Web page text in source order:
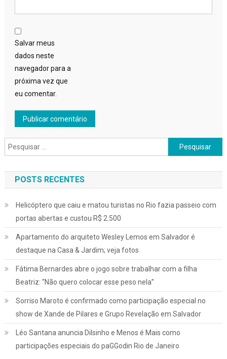
Salvar meus
dados neste
navegador para a
próxima vez que
eu comentar.
Pesquisar
por:
POSTS RECENTES
Helicóptero que caiu e matou turistas no Rio fazia passeio com
portas abertas e custou R$ 2.500
Apartamento do arquiteto Wesley Lemos em Salvador é
destaque na Casa & Jardim; veja fotos
Fátima Bernardes abre o jogo sobre trabalhar com a filha
Beatriz: “Não quero colocar esse peso nela”
Sorriso Maroto é confirmado como participação especial no
show de Xande de Pilares e Grupo Revelação em Salvador
Léo Santana anuncia Dilsinho e Menos é Mais como
participações especiais do paGGodin Rio de Janeiro